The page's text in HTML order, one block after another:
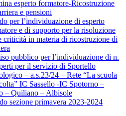
esperto formatore-Ricostruzione
e pensioni
per l’individuazione di esperto
e di supporto per la risoluzione
criticità in materia di ricostruzione di
pubblico per l’individuazione di n.
per il servizio di Sportello
– a.s.23/24 – Rete “La scuola
IC Sassello -IC Spotorno –
– Quiliano – Albisole
sezione primavera 2023-2024